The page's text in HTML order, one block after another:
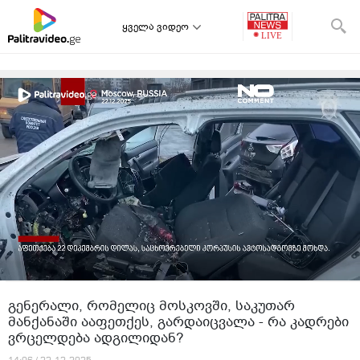
ყველა ვიდეო
გენერალი, რომელიც მოსკოვში, საკუთარ
მანქანაში ააფეთქეს, გარდაიცვალა - რა კადრები
ვრცელდება ადგილიდან?